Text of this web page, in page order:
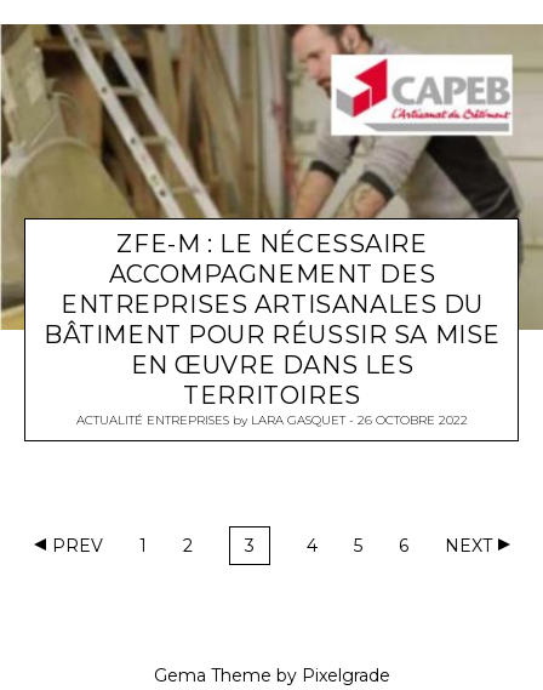
ZFE-M : LE NÉCESSAIRE
ACCOMPAGNEMENT DES
ENTREPRISES ARTISANALES DU
BÂTIMENT POUR RÉUSSIR SA MISE
EN ŒUVRE DANS LES
TERRITOIRES
ACTUALITÉ ENTREPRISES by LARA GASQUET 26 OCTOBRE 2022
PREV 1 2 3 4 5 6 NEXT
Gema Theme by Pixelgrade